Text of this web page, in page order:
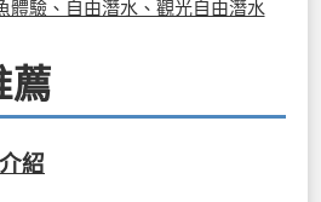
體驗、自由潛水、觀光自由潛水
薦
紹